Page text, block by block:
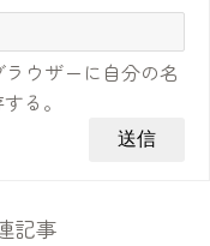
ウザーに自分の名
る。
記事